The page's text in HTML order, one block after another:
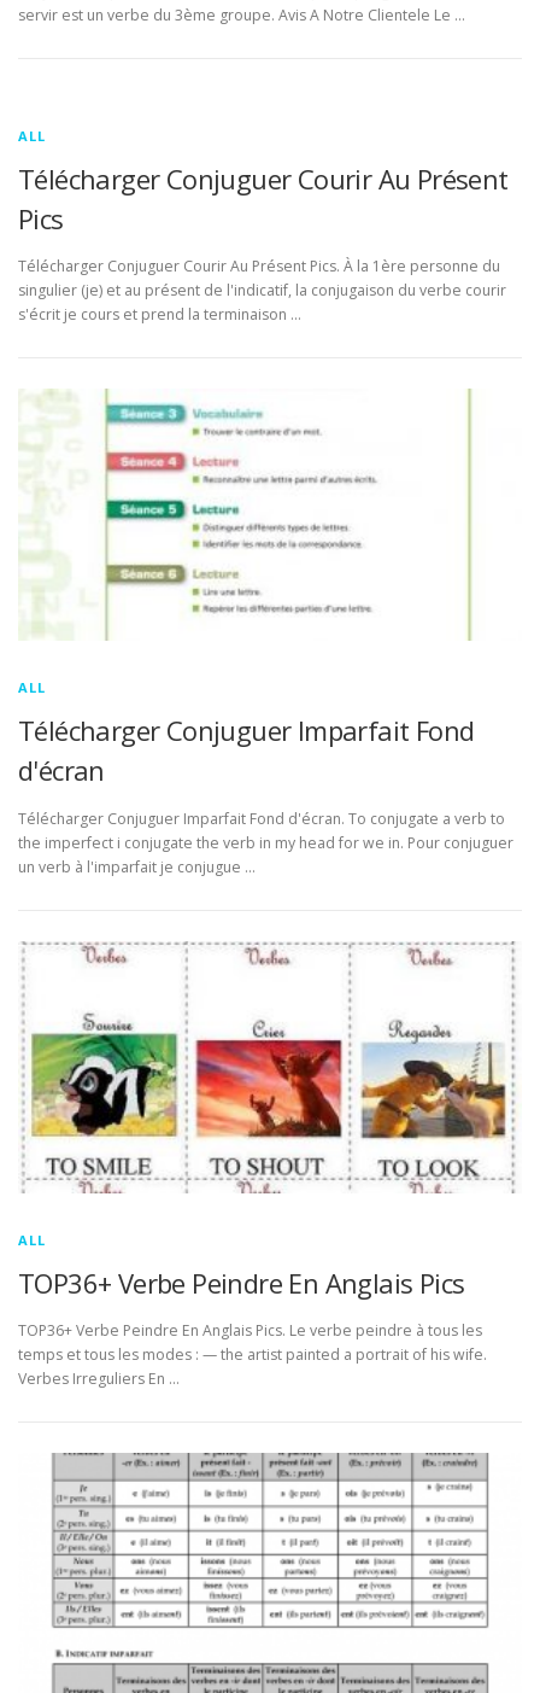
servir est un verbe du 3ème groupe. Avis A Notre Clientele Le …
ALL
Télécharger Conjuguer Courir Au Présent
Pics
Télécharger Conjuguer Courir Au Présent Pics. À la 1ère personne du
singulier (je) et au présent de l'indicatif, la conjugaison du verbe courir
s'écrit je cours et prend la terminaison …
ALL
Télécharger Conjuguer Imparfait Fond
d'écran
Télécharger Conjuguer Imparfait Fond d'écran. To conjugate a verb to
the imperfect i conjugate the verb in my head for we in. Pour conjuguer
un verb à l'imparfait je conjugue …
ALL
TOP36+ Verbe Peindre En Anglais Pics
TOP36+ Verbe Peindre En Anglais Pics. Le verbe peindre à tous les
temps et tous les modes : — the artist painted a portrait of his wife.
Verbes Irreguliers En …